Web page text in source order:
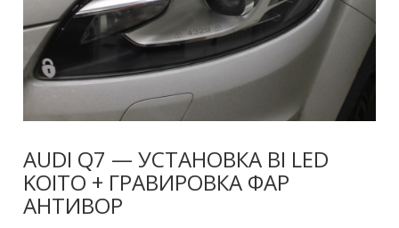
AUDI Q7 — УСТАНОВКА BI LED
KOITO + ГРАВИРОВКА ФАР
АНТИВОР